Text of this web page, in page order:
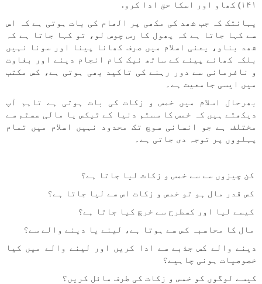
۱۴۱) کھاو اور اسکا حق ادا کرو.
یہانتک کہ جب شھد کی مکھی پر الھام کی بات ہوتی ہے کہ اس
سے کہا جاتا ہے کہ پھول کا رس چوس لو، تو کہا جاتا ہے کہ
شھد بناو، یعنی اسلام میں صرف کھانا پینا اور سونا نہیں
بلکہ کھانے پینے کے ساتھ نیک کام انجام دینے اور بغاوت
و نافرمانی سے دور رہنے کی تاکید بھی ہوتی ہے، کس مکتب
میں ایسی جامعیت ہے۔
بھرحال اسلام میں خمس و زکات کی بات ہوتی ہے تاہم آپ
دیکھتے ہیں کہ خمس کا سسٹم دنیا کے ٹیکس یا مالی سسٹم سے
مختلف ہے جو انسانی سوچ تک محدود نہیں اسلام میں تمام
پہلووں پر توجہ دی جاتی ہے۔
کن چیزوں سے سے خمس و زكات لیا جاتا ہے؟
کس قدر مال ہو تو خمس و زكات اس سے لیا جاتا ہے؟
کیسے لیا اور کسطرح سے خرچ کیا جاتا ہے؟
مال کا محاسبہ کس سے ہوتا ہے، لینے یا دینے والے سے؟
دینے والے کس جذبے سے ادا کریں اور لینے والے میں کیا
خصوصیات ہونی چاہیے؟
کیسے لوگوں کو خمس و زکات کی طرف مائل کریں؟